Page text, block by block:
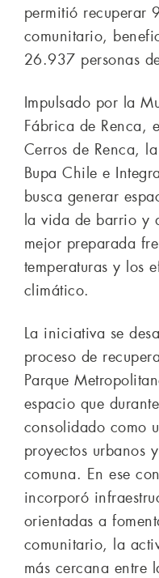
permitió recuperar
comunitario,
26.937 personas
Impulsado por la
Fábrica de Renca,
Cerros de Renca,
Bupa Chile e
busca generar
la vida de barrio y
mejor preparada
temperaturas y los
climático.
La iniciativa se
proceso de
Parque
espacio que
consolidado como
proyectos urbanos
comuna. En ese
incorporó
orientadas a
comunitario, la
más cercana entre